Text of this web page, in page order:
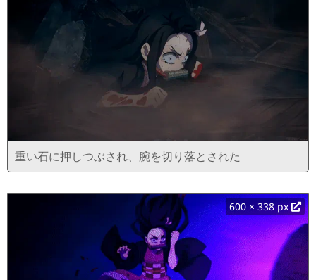
重い石に押しつぶされ、腕を切り落とされた
600 × 338 px